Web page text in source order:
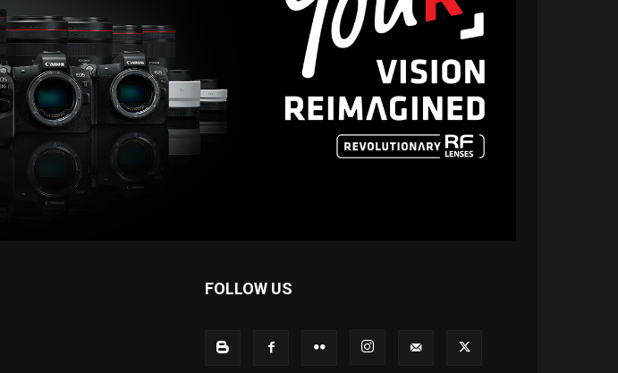
FOLLOW US